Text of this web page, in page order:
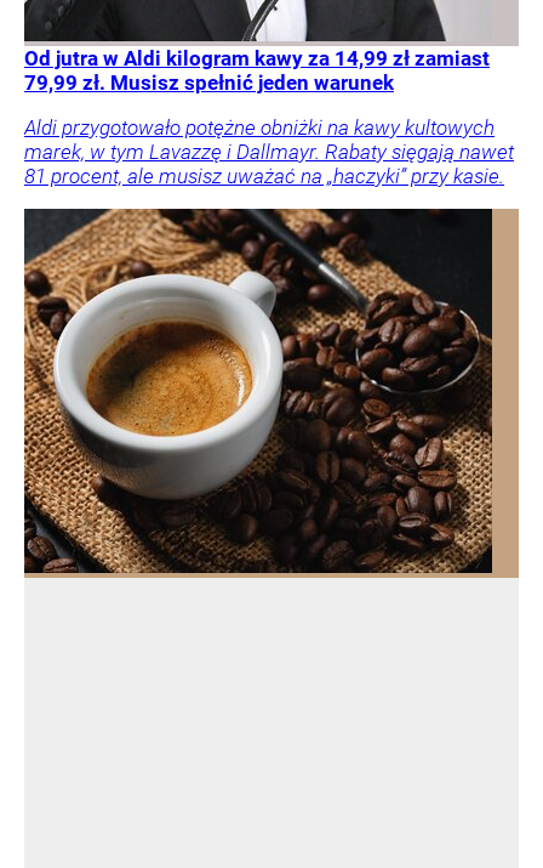
Od jutra w Aldi kilogram kawy za 14,99 zł zamiast
79,99 zł. Musisz spełnić jeden warunek
Aldi przygotowało potężne obniżki na kawy kultowych
marek, w tym Lavazzę i Dallmayr. Rabaty sięgają nawet
81 procent, ale musisz uważać na „haczyki” przy kasie.